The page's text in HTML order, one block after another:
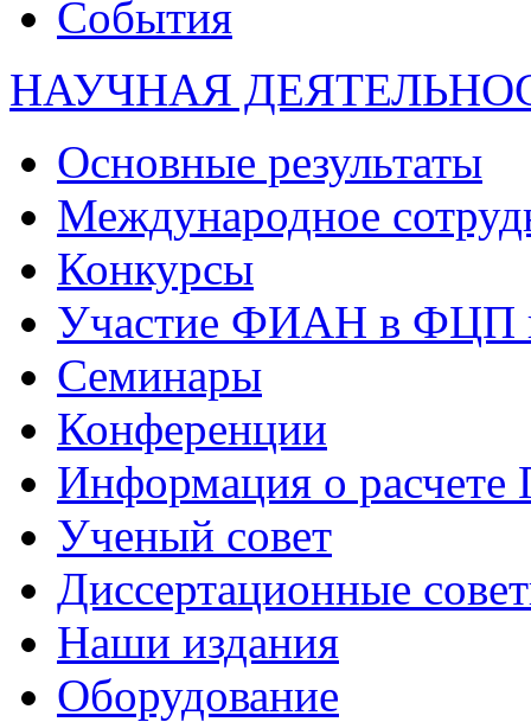
События
НАУЧНАЯ
Основные результаты
Международное
Конкурсы
Участие ФИАН в ФЦП
Семинары
Конференции
Информация о
Ученый совет
Диссертационные
Наши издания
Оборудование